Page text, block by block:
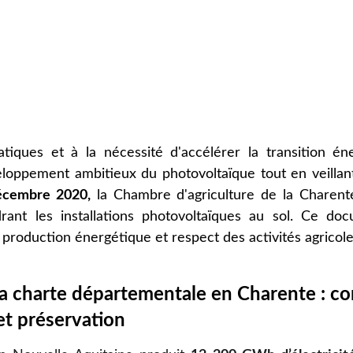
et à la nécessité d'accélérer la transition
ambitieux du photovoltaïque tout en
2020, la Chambre d'agriculture de la
les installations photovoltaïques au sol. Ce
énergétique et respect des activités
charte départementale en Charente :
préservation